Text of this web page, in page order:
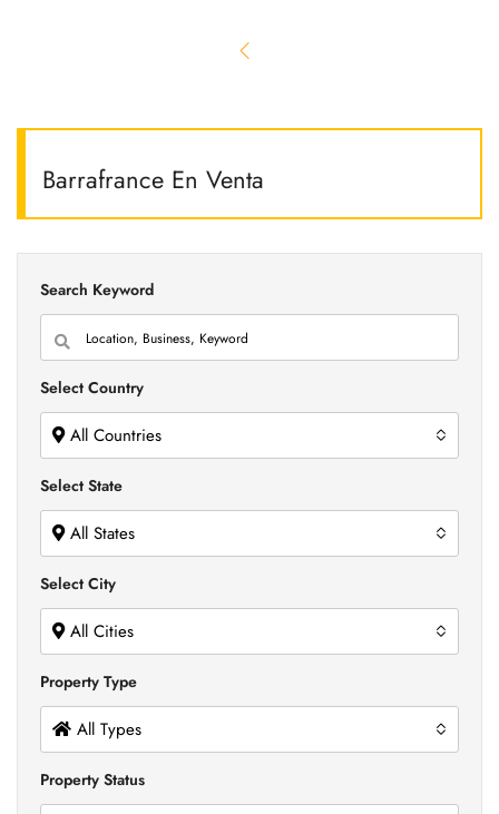
Barrafrance En Venta
Search Keyword
Select Country
All Countries
Select State
All States
Select City
All Cities
Property Type
All Types
Property Status